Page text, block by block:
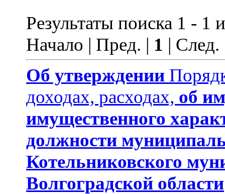
Результаты поиска 1 - 1
Начало | Пред. | 1 |
Об утверждении
доходах, расходах, об
имущественного
должности
Котельниковского
Волгоградской области